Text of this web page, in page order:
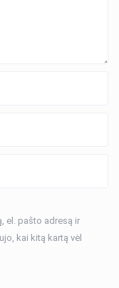
el. pašto adresą ir
kai kitą kartą vėl